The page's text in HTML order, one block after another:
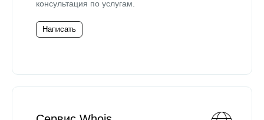
консультация по услугам.
Написать